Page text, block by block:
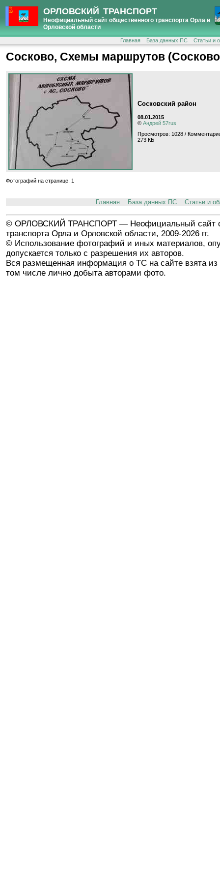
ОРЛОВСКИЙ ТРАНСПОРТ
Неофициальный сайт общественного транспорта Орла и
Орловской области
Главная База данных ПС Статьи и
Сосково, Схемы маршрутов
Сосковский район
08.01.2015
© Андрей 57rus
Просмотров: 1028 /
273 КБ
Фотографий на странице: 1
Главная База данных ПС Статьи и
© ОРЛОВСКИЙ ТРАНСПОРТ — Неофициальный сайт
транспорта Орла и Орловской области, 2009-2026 гг.
© Использование фотографий и иных материалов,
допускается только с разрешения их авторов.
Вся размещенная информация о ТС на сайте взята из
том числе лично добыта авторами фото.